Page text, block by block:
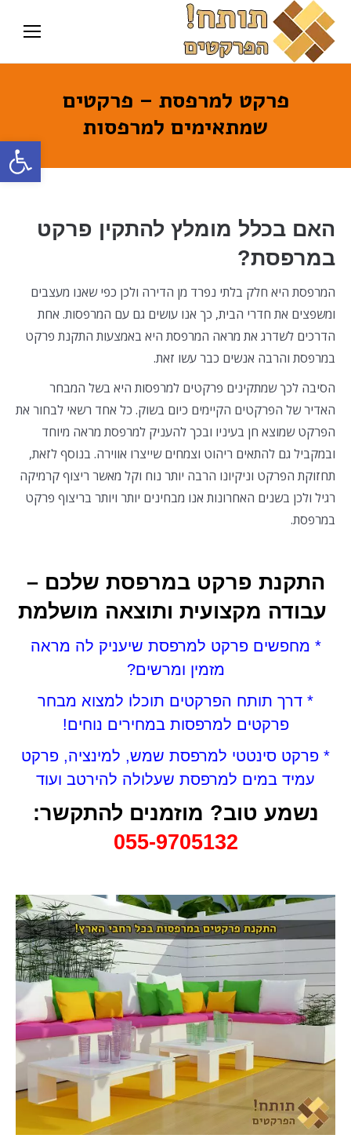
פתח
פרקט למרפסת – פרקטים
שמתאימים למרפסות
האם בכלל מומלץ להתקין פרקט
במרפסת?
המרפסת היא חלק בלתי נפרד מן הדירה ולכן כפי שאנו מעצבים
ומשפצים את חדרי הבית, כך אנו עושים גם עם המרפסות. אחת
הדרכים לשדרג את מראה המרפסת היא באמצעות התקנת פרקט
במרפסת והרבה אנשים כבר עשו זאת.
הסיבה לכך שמתקינים פרקטים למרפסות היא בשל המבחר
האדיר של הפרקטים הקיימים כיום בשוק. כל אחד רשאי לבחור את
הפרקט שמוצא חן בעיניו ובכך להעניק למרפסת מראה מיוחד
ובמקביל גם להתאים ריהוט וצמחים שייצרו אווירה. בנוסף לזאת,
תחזוקת הפרקט וניקיונו הרבה יותר נוח וקל מאשר ריצוף קרמיקה
רגיל ולכן בשנים האחרונות אנו מבחינים יותר ויותר בריצוף פרקט
במרפסת.
התקנת פרקט במרפסת שלכם –
עבודה מקצועית ותוצאה מושלמת
* מחפשים פרקט למרפסת שיעניק לה מראה
מזמין ומרשים?
* דרך תותח הפרקטים תוכלו למצוא מבחר
פרקטים למרפסות במחירים נוחים!
* פרקט סינטטי למרפסת שמש, למינציה, פרקט
עמיד במים למרפסת שעלולה להירטב ועוד
נשמע טוב? מוזמנים להתקשר:
055-9705132